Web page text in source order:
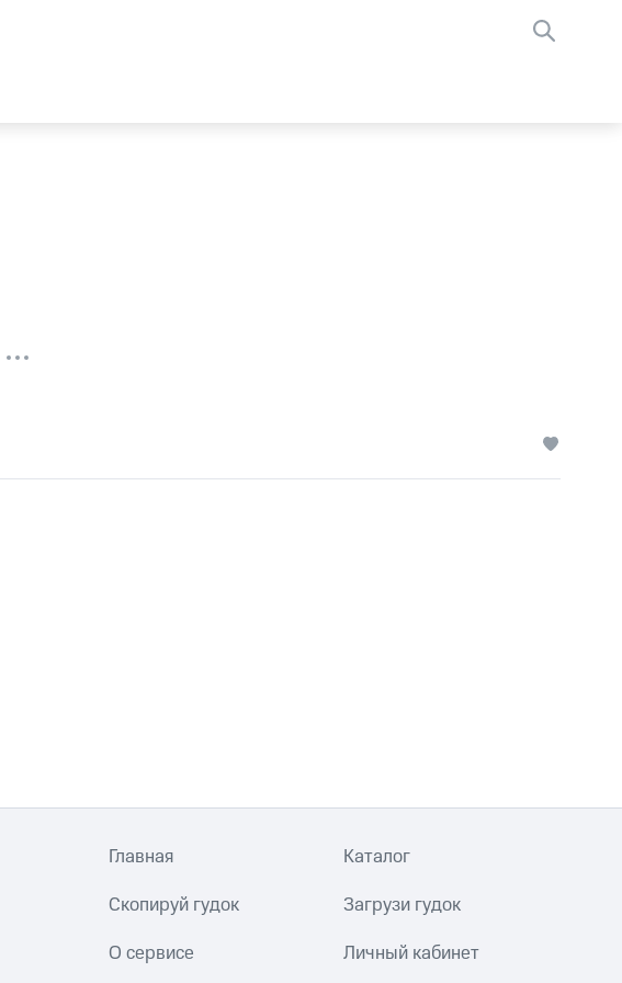
Главная Каталог
Скопируй гудок Загрузи гудок
О сервисе Личный кабинет